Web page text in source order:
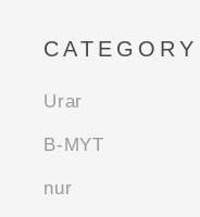
CATEGORY
Urar
B-MYT
nur